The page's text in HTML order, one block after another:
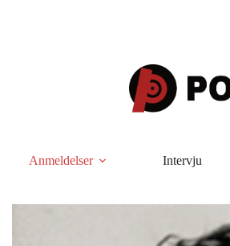
Anmeldelser Intervju